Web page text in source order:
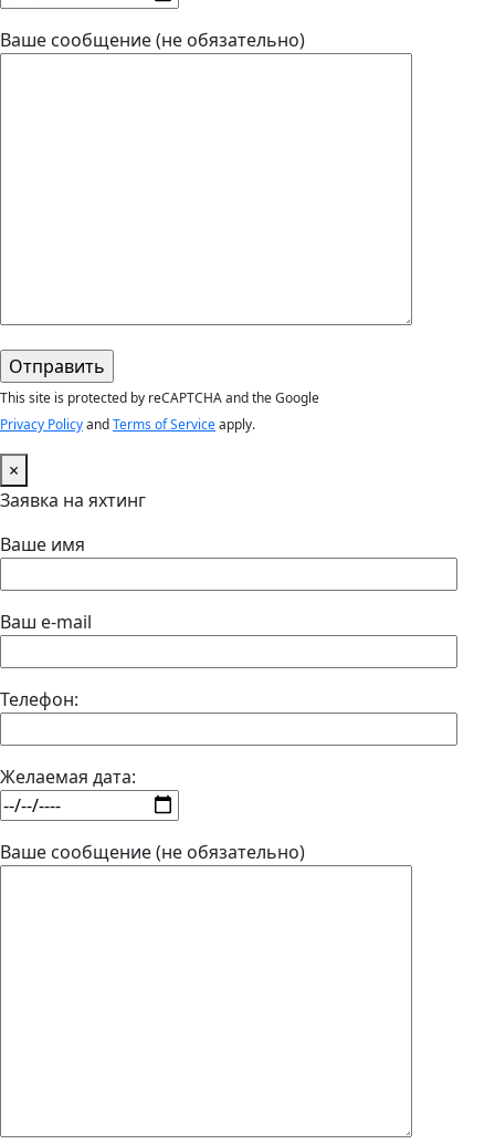
Ваше сообщение (не обязательно)
This site is protected by reCAPTCHA and the Google
Privacy PolicyandTerms of Serviceapply.
×
Заявка на яхтинг
Ваше имя
Ваш e-mail
Телефон:
Желаемая дата:
Ваше сообщение (не обязательно)